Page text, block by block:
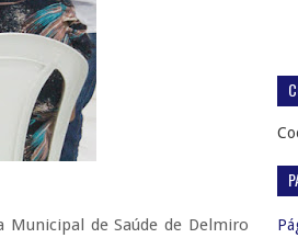
de Saúde de Delmiro